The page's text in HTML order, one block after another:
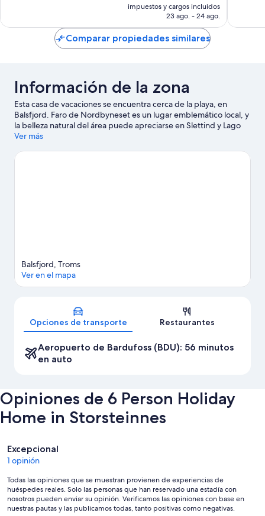
actual
es
de
US$ 58
impuestos y cargos incluidos
23 ago. - 24 ago.
Comparar propiedades similares
Información de la zona
Esta casa de vacaciones se encuentra cerca de la playa, en
Balsfjord. Faro de Nordbyneset es un lugar emblemático local, y
la belleza natural del área puede apreciarse en Slettind y Lago
Sandsvatnet.
Ver más casas de vacaciones en Balsfjord
Ver más
Balsfjord, Troms
Ver en el mapa
Opciones de transporte Restaurantes
Aeropuerto de Bardufoss (BDU): 56 minutos
en auto
Opiniones de 6 Person Holiday
Home in Storsteinnes
Opiniones
Excepcional
1 opinión
Todas las opiniones que se muestran provienen de experiencias de
huéspedes reales. Solo las personas que han reservado una estadía con
nosotros pueden enviar su opinión. Verificamos las opiniones con base en
nuestras pautas y las publicamos todas, tanto positivas como negativas.